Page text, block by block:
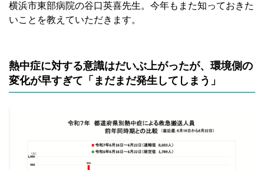
横浜市東部病院の谷口英喜先生。今年もまた知っておきた
いことを教えていただきます。
熱中症に対する意識はだいぶ上がったが、環境側の
変化が早すぎて「まだまだ発生してしまう」